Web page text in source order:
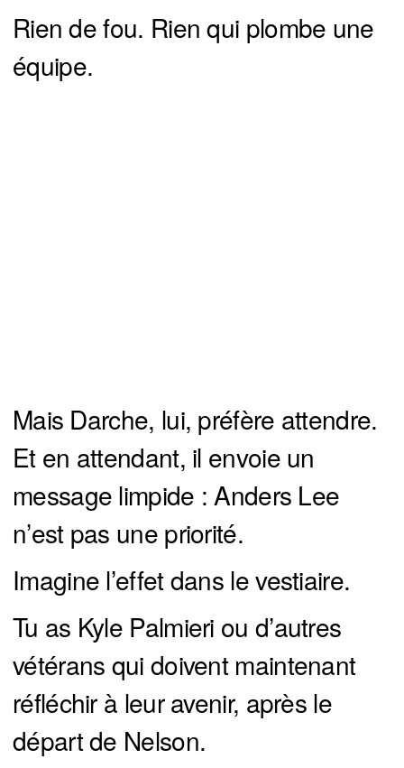
Rien de fou. Rien qui plombe une
équipe.
Mais Darche, lui, préfère attendre.
Et en attendant, il envoie un
message limpide : Anders Lee
n’est pas une priorité.
Imagine l’effet dans le vestiaire.
Tu as Kyle Palmieri ou d’autres
vétérans qui doivent maintenant
réfléchir à leur avenir, après le
départ de Nelson.